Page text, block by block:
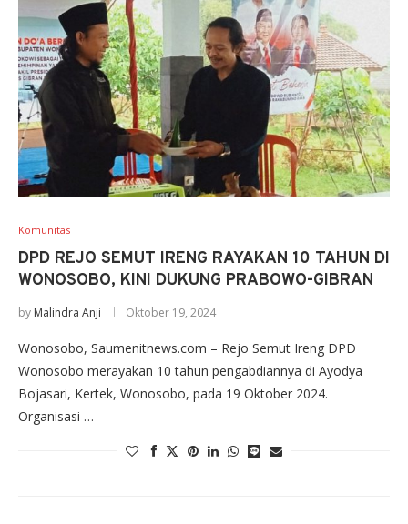
Komunitas
DPD REJO SEMUT IRENG RAYAKAN 10 TAHUN DI
WONOSOBO, KINI DUKUNG PRABOWO-GIBRAN
by Malindra Anji Oktober 19, 2024
Wonosobo, Saumenitnews.com – Rejo Semut Ireng DPD
Wonosobo merayakan 10 tahun pengabdiannya di Ayodya
Bojasari, Kertek, Wonosobo, pada 19 Oktober 2024.
Organisasi …